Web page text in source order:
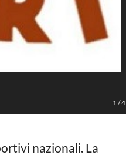
1/4
nazionali. La